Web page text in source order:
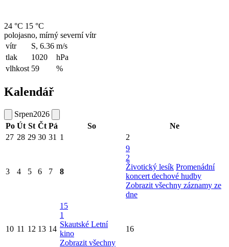
24 °C 15 °C
polojasno, mírný severní vítr
vítr
S, 6.36 m/s
tlak
1020
hPa
vlhkost 59 %
Kalendář
Srpen2026
Po Út St Čt Pá So
Ne
27 28 29 30 31 1 2
3 4 5 6 7 8
9
2
Životický lesík Promenádní
koncert dechové hudby
Zobrazit všechny záznamy ze
dne
10 11 12 13 14
15
1
Skautské Letní
kino
Zobrazit všechny
16